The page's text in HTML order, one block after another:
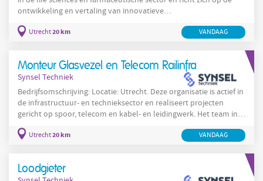
ontwikkeling en vertaling van innovatieve
onderzoeksplatforms en therapeutische concepten. De
innovatie om nieuwe antilichaamformaten en platformen te
engineeren en te vertalen naar
Utrecht20 km VANDAAG
Monteur Glasvezel en Telecom Railinfra
Synsel Techniek
Bedrijfsomschrijving: Locatie: Utrecht. Deze organisatie is actief in
de infrastructuur- en technieksector en realiseert projecten
gericht op spoor, telecom en kabel- en leidingwerk. Het team in
Utrecht levert professionele uitvoering en onderhoud van
technische installaties langs het spoor en ondersteunt bouw- en
glasvezel- en
Utrecht20 km VANDAAG
Loodgieter